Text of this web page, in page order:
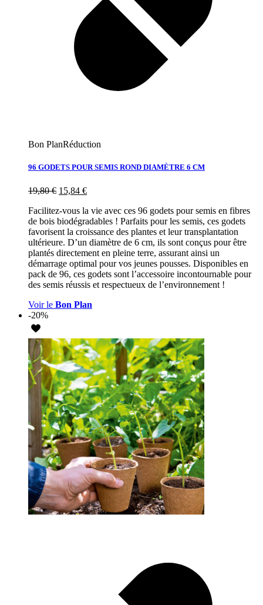
Bon PlanRéduction
96 GODETS POUR SEMIS ROND DIAMÈTRE 6 CM
19,80€ 15,84 €
Facilitez-vous la vie avec ces 96 godets pour semis en fibres
de bois biodégradables ! Parfaits pour les semis, ces godets
favorisent la croissance des plantes et leur transplantation
ultérieure. D’un diamètre de 6 cm, ils sont conçus pour être
plantés directement en pleine terre, assurant ainsi un
démarrage optimal pour vos jeunes pousses. Disponibles en
pack de 96, ces godets sont l’accessoire incontournable pour
des semis réussis et respectueux de l’environnement !
Voir le Bon Plan
-20%